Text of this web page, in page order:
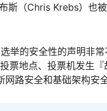
斯（Chris Krebs）也
举的安全性的声明非
票地点、投票机发生
路安全和基础架构安